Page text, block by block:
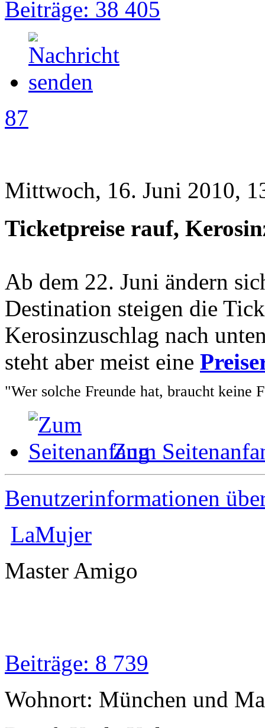
Beiträge: 38 405
87
Mittwoch, 16. Juni 2010,
Ticketpreise rauf,
Ab dem 22. Juni ändern
Destination steigen die
Kerosinzuschlag nach
steht aber meist eine
"Wer solche Freunde hat, braucht keine
Zum
Benutzerinformationen
LaMujer
Master Amigo
Beiträge: 8 739
Wohnort: München und